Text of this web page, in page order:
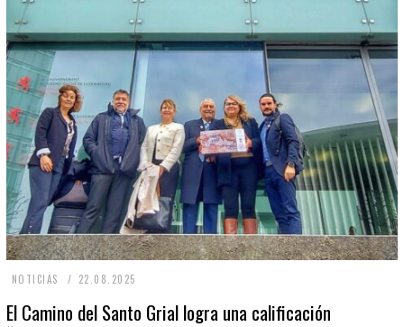
NOTICIAS 22.08.2025
El Camino del Santo Grial logra una calificación